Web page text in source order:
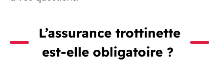
L’assurance trottinette
est-elle obligatoire ?